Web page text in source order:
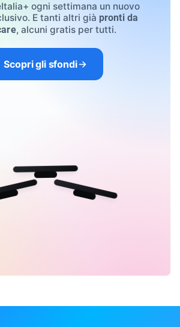
ogni settimana un nuovo
E tanti altri già pronti da
, alcuni gratis per tutti.
Scopri gli sfondi